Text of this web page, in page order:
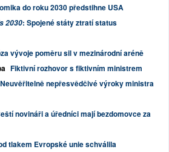
do roku 2030 předstihne USA
2030: Spojené státy ztratí status
vývoje poměru sil v mezinárodní aréně
Fiktivní rozhovor s fiktivním ministrem
Neuvěřitelně nepřesvědčivé výroky ministra
novináři a úředníci mají bezdomovce za
tlakem Evropské unie schválila